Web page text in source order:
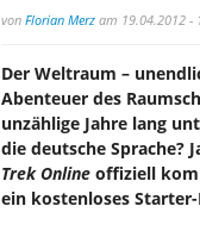
von Florian Merz am 19.04.2012 -
Der Weltraum –
Abenteuer des
unzählige Jahre lang
die deutsche Sprache?
Trek Online offiziell
ein kostenloses